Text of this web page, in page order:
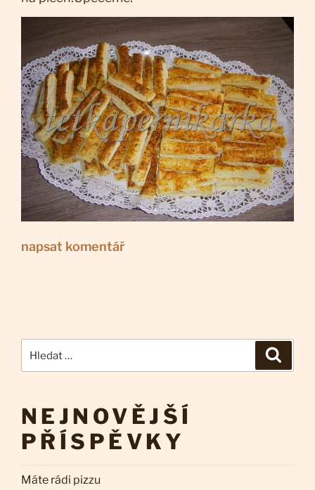
napsat komentář
NEJNOVĚJŠÍ
PŘÍSPĚVKY
Máte rádi pizzu